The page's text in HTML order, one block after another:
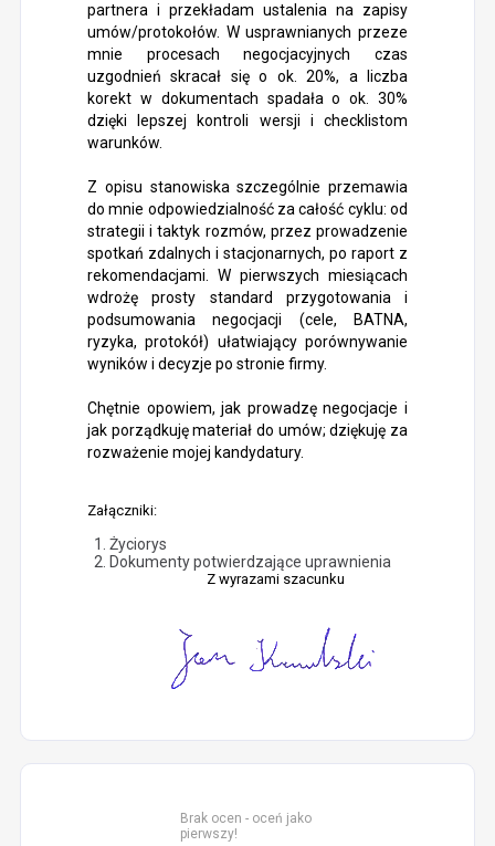
partnera i przekładam ustalenia na zapisy
umów/protokołów. W usprawnianych przeze
mnie procesach negocjacyjnych czas
uzgodnień skracał się o ok. 20%, a liczba
korekt w dokumentach spadała o ok. 30%
dzięki lepszej kontroli wersji i checklistom
warunków.
Z opisu stanowiska szczególnie przemawia
do mnie odpowiedzialność za całość cyklu: od
strategii i taktyk rozmów, przez prowadzenie
spotkań zdalnych i stacjonarnych, po raport z
rekomendacjami. W pierwszych miesiącach
wdrożę prosty standard przygotowania i
podsumowania negocjacji (cele, BATNA,
ryzyka, protokół) ułatwiający porównywanie
wyników i decyzje po stronie firmy.
Chętnie opowiem, jak prowadzę negocjacje i
jak porządkuję materiał do umów; dziękuję za
rozważenie mojej kandydatury.
Załączniki:
Życiorys
Dokumenty potwierdzające uprawnienia
Z wyrazami szacunku
Brak ocen - oceń jako
pierwszy!